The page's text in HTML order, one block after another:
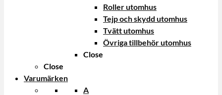
Roller utomhus
Tejp och skydd utomhus
Tvätt utomhus
Övriga tillbehör utomhus
Close
Close
Varumärken
A